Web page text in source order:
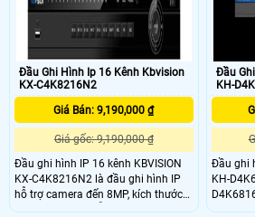
Đầu Ghi Hình Ip 16 Kênh Kbvision
KX-C4K8216N2
Giá Bán: 9,190,000 ₫
Giá gốc: 9,190,000 ₫
Đầu ghi hình IP 16 kênh KBVISION
KX-C4K8216N2 là đầu ghi hình IP
hỗ trợ camera đến 8MP, kích thước
nhỏ gọn nhưng vẫn đầy đủ các tính
Đầu
KH-
Đầu ghi
KH-
trợ độ